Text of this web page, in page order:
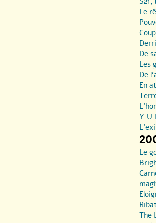
Le
De
Les
De
En
Le
The